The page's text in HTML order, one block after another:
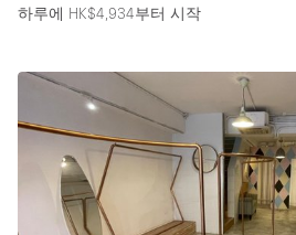
하루에 HK$4,934부터 시작